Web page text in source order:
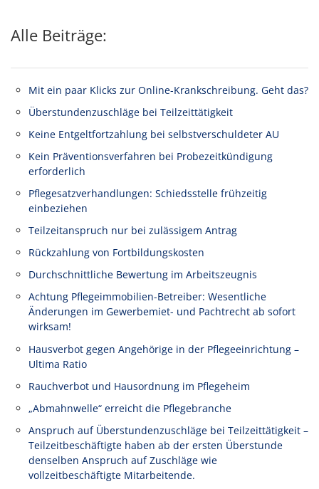
Alle Beiträge:
Mit ein paar Klicks zur Online-Krankschreibung. Geht das?
Überstundenzuschläge bei Teilzeittätigkeit
Keine Entgeltfortzahlung bei selbstverschuldeter AU
Kein Präventionsverfahren bei Probezeitkündigung
erforderlich
Pflegesatzverhandlungen: Schiedsstelle frühzeitig
einbeziehen
Teilzeitanspruch nur bei zulässigem Antrag
Rückzahlung von Fortbildungskosten
Durchschnittliche Bewertung im Arbeitszeugnis
Achtung Pflegeimmobilien-Betreiber: Wesentliche
Änderungen im Gewerbemiet- und Pachtrecht ab sofort
wirksam!
Hausverbot gegen Angehörige in der Pflegeeinrichtung –
Ultima Ratio
Rauchverbot und Hausordnung im Pflegeheim
„Abmahnwelle“ erreicht die Pflegebranche
Anspruch auf Überstundenzuschläge bei Teilzeittätigkeit –
Teilzeitbeschäftigte haben ab der ersten Überstunde
denselben Anspruch auf Zuschläge wie
vollzeitbeschäftigte Mitarbeitende.